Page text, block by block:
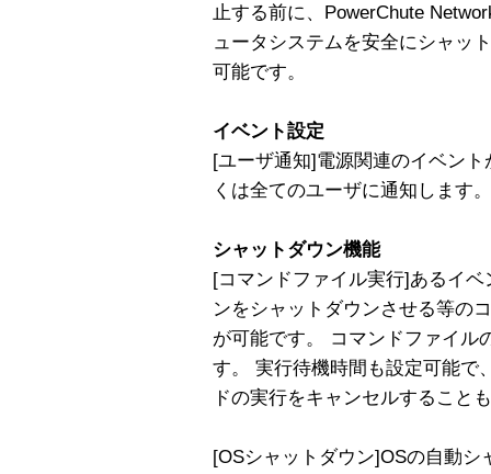
止する前に、PowerChute
ュータシステムを安全にシャッ
可能です。
イベント設定
[ユーザ通知]電源関連のイベン
くは全てのユーザに通知します。
シャットダウン機能
[コマンドファイル実行]あるイ
ンをシャットダウンさせる等の
が可能です。 コマンドファイル
す。 実行待機時間も設定可能で
ドの実行をキャンセルすること
[OSシャットダウン]OSの自動